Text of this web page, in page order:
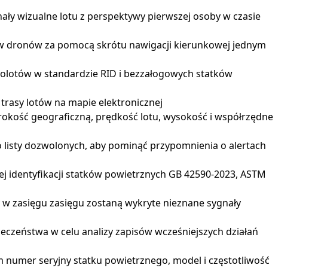
wizualne lotu z perspektywy pierwszej osoby w czasie
za pomocą skrótu nawigacji kierunkowej jednym
w standardzie RID i bezzałogowych statków
lotów na mapie elektronicznej
geograficzną, prędkość lotu, wysokość i współrzędne
dozwolonych, aby pominąć przypomnienia o alertach
statków powietrznych GB 42590-2023, ASTM
zasięgu zasięgu zostaną wykryte nieznane sygnały
w celu analizy zapisów wcześniejszych działań
numer seryjny statku powietrznego, model i częstotliwość